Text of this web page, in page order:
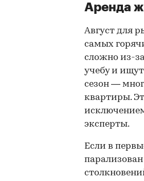
Аренда
Август для
самых
сложно из-
учебу и
сезон —
квартиры.
эксперты.
Если в